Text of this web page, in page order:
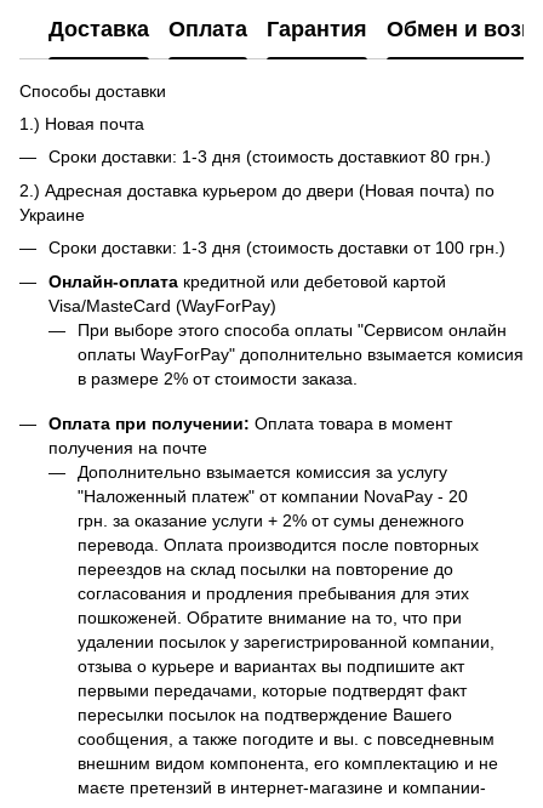
Доставка Оплата Гарантия Обмен и
Способы доставки
1.) Новая почта
Сроки доставки: 1-3 дня (стоимость доставкиот 80 грн.)
2.) Адресная доставка курьером до двери (Новая почта) по
Украине
Сроки доставки: 1-3 дня (стоимость доставки от 100 грн.)
Онлайн-оплата кредитной или дебетовой картой
Visa/MasteCard (WayForPay)
При выборе этого способа оплаты "Сервисом онлайн
оплаты WayForPay" дополнительно взымается комисия
в размере 2% от стоимости заказа.
Оплата при получении: Оплата товара в момент
получения на почте
Дополнительно взымается комиссия за услугу
"Наложенный платеж" от компании NovaPay - 20
грн. за оказание услуги + 2% от сумы денежного
перевода. Оплата производится после повторных
переездов на склад посылки на повторение до
согласования и продления пребывания для этих
пошкоженей. Обратите внимание на то, что при
удалении посылок у зарегистрированной компании,
отзыва о курьере и вариантах вы подпишите акт
первыми передачами, которые подтвердят факт
пересылки посылок на подтверждение Вашего
сообщения, а также погодите и вы. с повседневным
внешним видом компонента, его комплектацию и не
маєте претензий в интернет-магазине и компании-